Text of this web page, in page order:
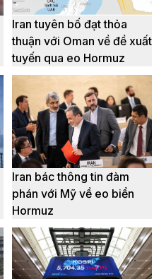
Iran tuyên bố đạt thỏa
thuận với Oman về đề xuất
tuyến qua eo Hormuz
Iran bác thông tin đàm
phán với Mỹ về eo biển
Hormuz